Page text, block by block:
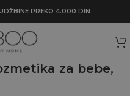
PREKO 4.000 DIN
za bebe,